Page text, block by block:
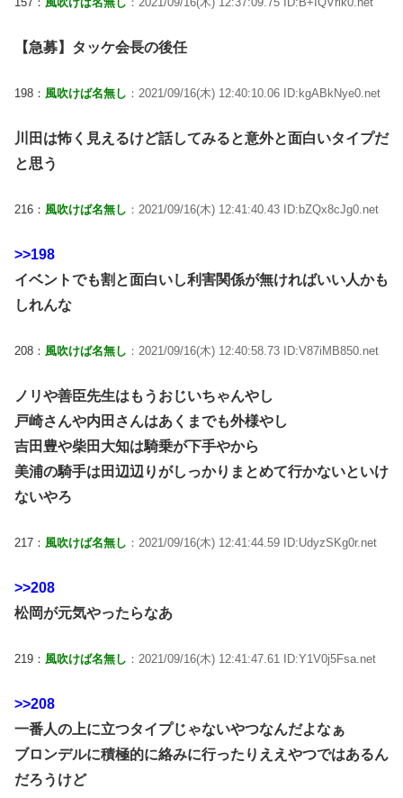
【急募】タッケ会長の後任
198： 風吹けば名無し ：2021/09/16(木) 12:40:10.06 ID:kgABkNye0.net
川田は怖く見えるけど話してみると意外と面白いタイプだ
と思う
216： 風吹けば名無し ：2021/09/16(木) 12:41:40.43 ID:bZQx8cJg0.net
>>198
イベントでも割と面白いし利害関係が無ければいい人かも
しれんな
208： 風吹けば名無し ：2021/09/16(木) 12:40:58.73 ID:V87iMB850.net
ノリや善臣先生はもうおじいちゃんやし
戸崎さんや内田さんはあくまでも外様やし
吉田豊や柴田大知は騎乗が下手やから
美浦の騎手は田辺辺りがしっかりまとめて行かないといけ
ないやろ
217： 風吹けば名無し ：2021/09/16(木) 12:41:44.59 ID:UdyzSKg0r.net
>>208
松岡が元気やったらなあ
219： 風吹けば名無し ：2021/09/16(木) 12:41:47.61 ID:Y1V0j5Fsa.net
>>208
一番人の上に立つタイプじゃないやつなんだよなぁ
ブロンデルに積極的に絡みに行ったりええやつではあるん
だろうけど